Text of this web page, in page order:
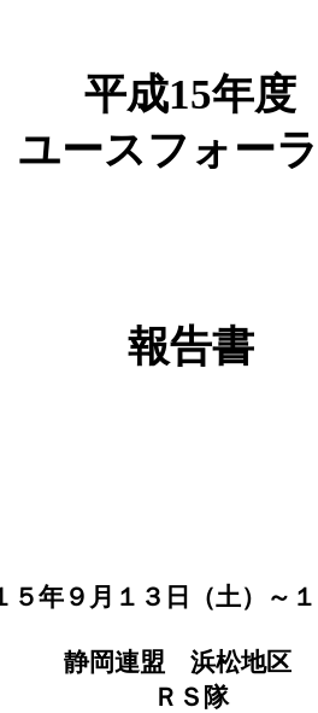
平成15年度
ユースフォー
報告書
５年９月１３日（土）～１
静岡連盟 浜松地区
ＲＳ隊